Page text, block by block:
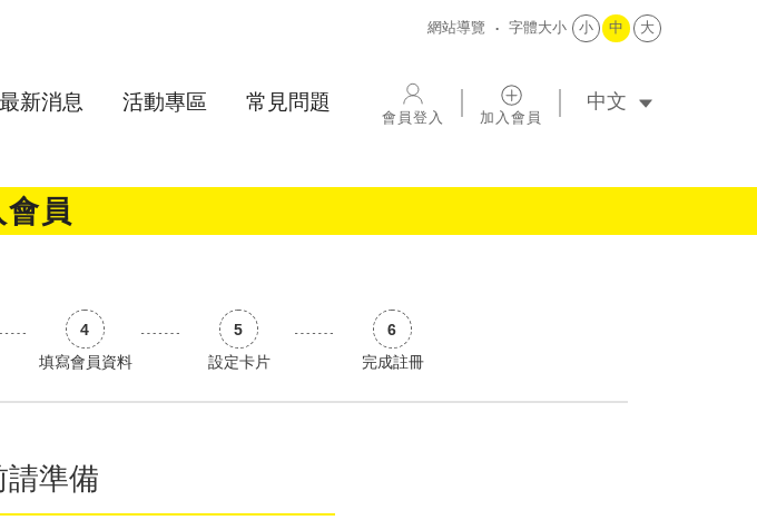
網站導覽 字體大小 小 中 大
最新消息 活動專區 常見問題 會員登入 加入會員
員
填寫會員資料 設定卡片 完成註冊
請準備